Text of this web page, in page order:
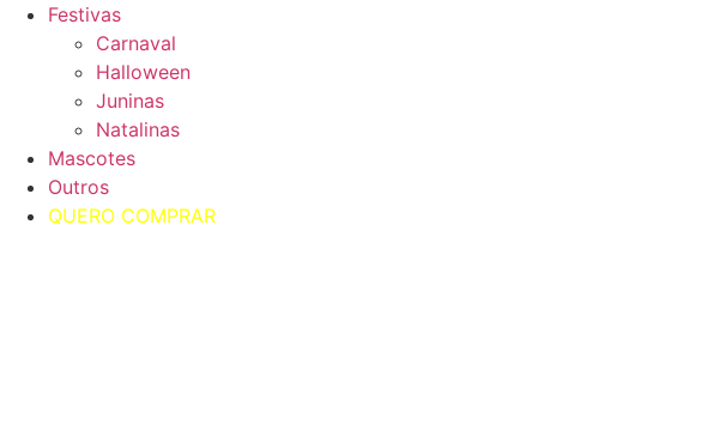
Festivas
Carnaval
Halloween
Juninas
Natalinas
Mascotes
Outros
QUERO COMPRAR